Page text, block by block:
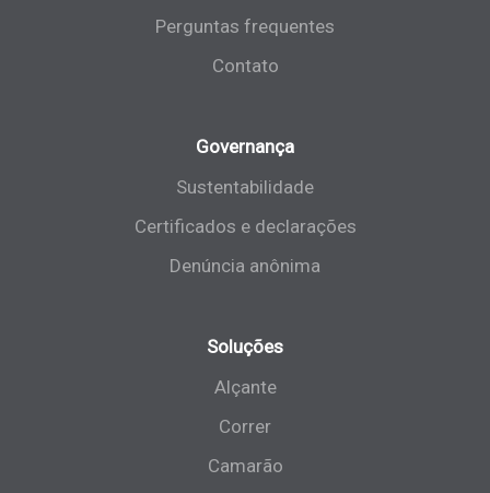
Perguntas frequentes
Contato
Governança
Sustentabilidade
Certificados e declarações
Denúncia anônima
Soluções
Alçante
Correr
Camarão